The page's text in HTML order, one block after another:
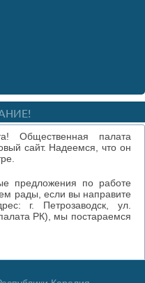
Общественная палата
сайт. Надеемся, что он
предложения по работе
рады, если вы направите
г. Петрозаводск, ул.
РК), мы постараемся